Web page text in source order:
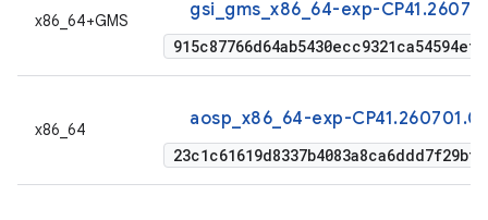
x86_64+GMS gsi_gms_x86_64-exp-
x86_64 aosp_x86_64-exp-